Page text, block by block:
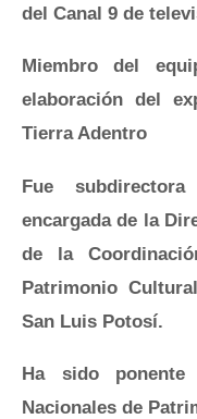
del Canal 9 de
Miembro del
elaboración del
Tierra Adentro
Fue
encargada de la
de la
Patrimonio
San Luis Potosí.
Ha sido
Nacionales de